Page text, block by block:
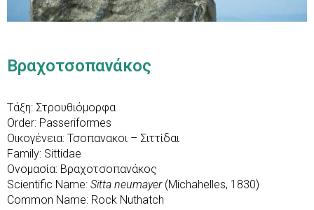
Βραχοτσοπανάκος
Τάξη: Στρουθιόμορφα
Order: Passeriformes
Οικογένεια: Τσοπανακοι – Σιττίδαι
Family: Sittidae
Ονομασία: Βραχοτσοπανάκος
Scientific Name: Sitta neumayer (Michahelles, 1830)
Common Name: Rock Nuthatch